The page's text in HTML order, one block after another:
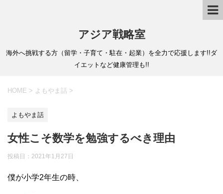
アジア戦略室
海外へ挑戦する方（留学・子育て・駐在・起業）を全力で応援します!!ダ
イエットなど健康管理も!!
HOME > よもやま話 >
よもやま話
女性こそ数学を勉強するべき理由
投稿日： 2021年1月27日
僕が小学2年生の時、